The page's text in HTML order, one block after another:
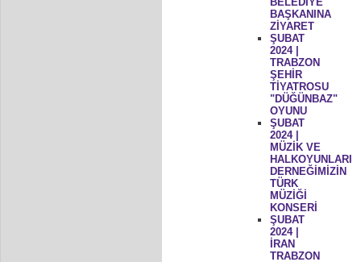
BAŞKANINA
ZİYARET
ŞUBAT
2024 |
TRABZON
ŞEHİR
TİYATROSU
"DÜĞÜNBAZ"
OYUNU
ŞUBAT
2024 |
MÜZİK VE
HALKOYUNLARI
DERNEĞİMİZİN
TÜRK
MÜZİĞİ
KONSERİ
ŞUBAT
2024 |
İRAN
TRABZON